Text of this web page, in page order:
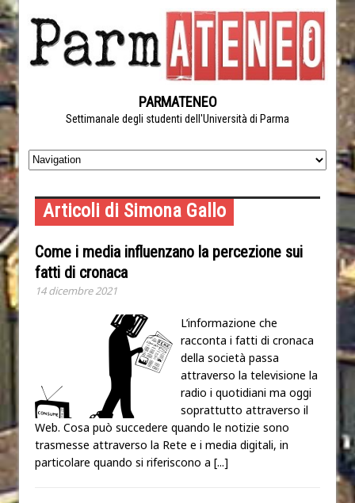
PARMATENEO
Settimanale degli studenti dell'Università di Parma
Articoli di Simona Gallo
Come i media influenzano la percezione sui
fatti di cronaca
14 dicembre 2021
L’informazione che
racconta i fatti di cronaca
della società passa
attraverso la televisione la
radio i quotidiani ma oggi
soprattutto attraverso il
Web. Cosa può succedere quando le notizie sono
trasmesse attraverso la Rete e i media digitali, in
particolare quando si riferiscono a [...]